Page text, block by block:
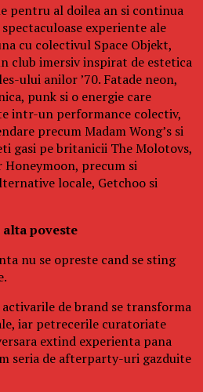
pentru al doilea an si continua
experiente ale
cu colectivul Space Objekt,
club imersiv inspirat de estetica
ului anilor ’70. Fatade neon,
punk si o energie care
intr-un performance colectiv,
precum Madam Wong’s si
gasi pe britanicii The Molotovs,
precum si
locale, Getchoo si
alta poveste
nu se opreste cand se sting
de brand se transforma
iar petrecerile curatoriate
extind experienta pana
seria de afterparty-uri gazduite